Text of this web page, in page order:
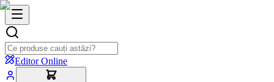
Editor Online